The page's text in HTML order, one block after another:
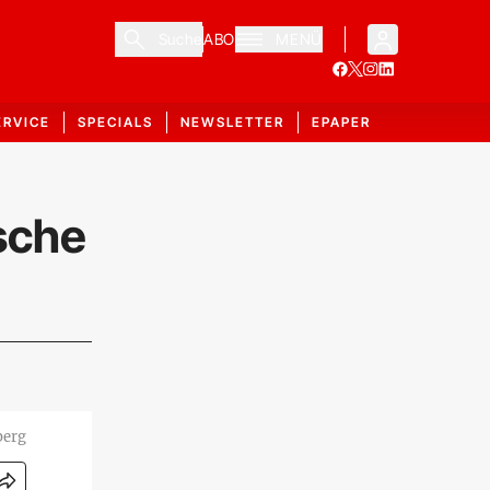
ABO
SPECIALS NEWSLETTER EPAPER